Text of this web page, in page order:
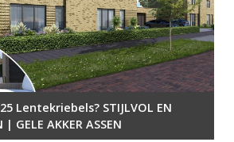
Lentekriebels? STIJLVOL EN
GELE AKKER ASSEN